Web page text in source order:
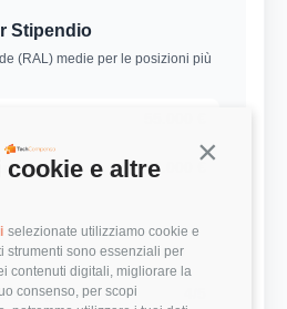
Continua
e altre
selezionate utilizziamo cookie e
strumenti sono essenziali per
contenuti digitali, migliorare la
consenso, per scopi
Stipendio
(RAL) medie per le posizioni più
46.000 €
recensioni della community